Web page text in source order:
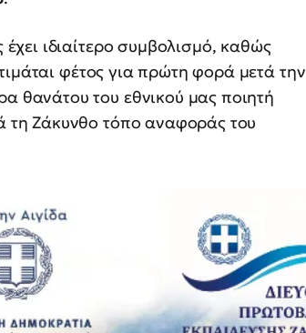
ιδιαίτερο συμβολισμό, καθώς
φέτος για πρώτη φορά μετά την
θανάτου του εθνικού μας ποιητή
τη Ζάκυνθο τόπο αναφοράς του